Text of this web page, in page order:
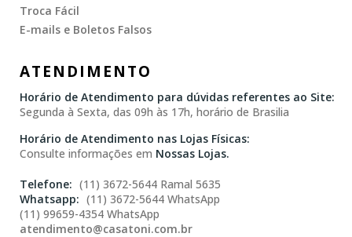
Troca Fácil
E-mails e Boletos Falsos
ATENDIMENTO
Horário de Atendimento para dúvidas referentes ao Site:
Segunda à Sexta, das 09h às 17h, horário de Brasilia
Horário de Atendimento nas Lojas Físicas:
Consulte informações em Nossas Lojas.
(11) 3672-5644 Ramal 5635
(11) 3672-5644 WhatsApp
(11) 99659-4354 WhatsApp
atendimento@casatoni.com.br